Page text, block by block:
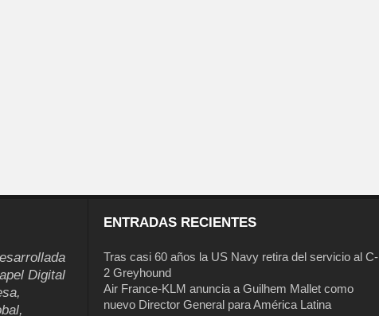
Digital
ENTRADAS RECIENTES
Tras casi 60 años la US Navy retira del servicio al C-
2 Greyhound
Air France-KLM anuncia a Guilhem Mallet como
nuevo Director General para América Latina